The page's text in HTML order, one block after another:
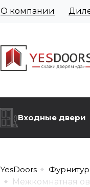
О компании
Входные двери
YesDoors
Межкомнатная